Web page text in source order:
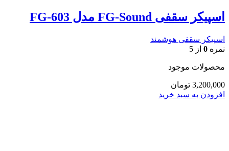
اسپیکر سقفی FG-Sound مدل FG-603
اسپیکر سقفی هوشمند
نمره 0 از 5
محصولات موجود
3,200,000 تومان
افزودن به سبد خرید